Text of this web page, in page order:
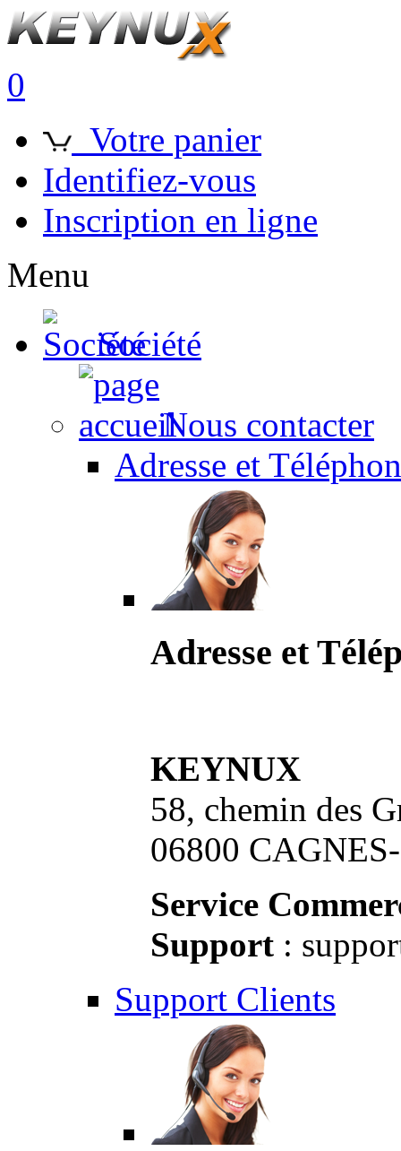
0
Votre panier
Identifiez-vous
Inscription en ligne
Menu
Société
Nous contacter
Adresse et
Adresse et
KEYNUX
58, chemin des
06800
Service
Support :
Support Clients